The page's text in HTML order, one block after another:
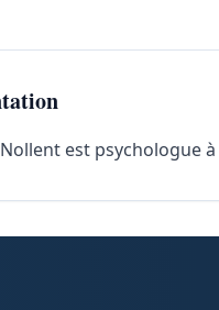
est psychologue